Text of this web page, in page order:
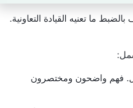
ما تعنيه القيادة التعاونية.
فهم واضحون ومختصرون